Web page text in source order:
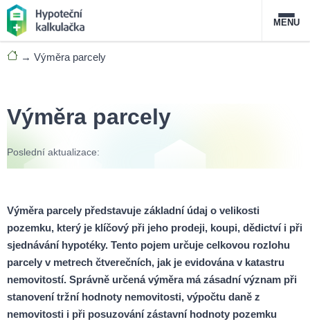
Nabídka hypoték
O službě
MENU
→ Výměra parcely
Výměra parcely
Poslední aktualizace:
Výměra parcely představuje základní údaj o velikosti
pozemku, který je klíčový při jeho prodeji, koupi, dědictví i při
sjednávání hypotéky. Tento pojem určuje celkovou rozlohu
parcely v metrech čtverečních, jak je evidována v katastru
nemovitostí. Správně určená výměra má zásadní význam při
stanovení tržní hodnoty nemovitosti, výpočtu daně z
nemovitosti i při posuzování zástavní hodnoty pozemku